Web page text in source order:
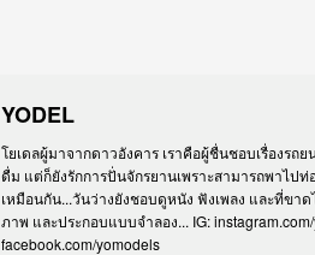
YODEL
โยเดลผู้มาจากดาวอังคาร เราคือผู้ชื่นชอบเรื่องรถ
ดื่ม แต่ก็ยังรักการปั่นจักรยานเพราะสามารถพาไปท่
เหมือนกัน...วันว่างยังชอบดูหนัง ฟังเพลง และที่ขา
ภาพ และประกอบแบบจำลอง... IG:
facebook.com/yomodels